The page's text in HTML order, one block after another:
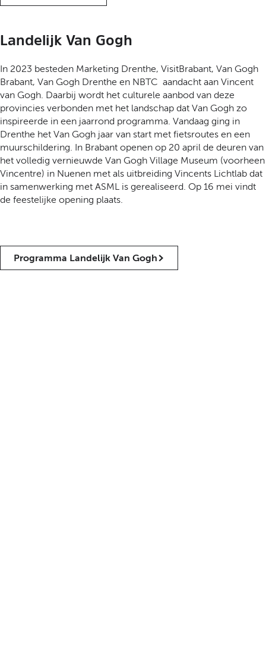
Landelijk Van Gogh
In 2023 besteden Marketing Drenthe, VisitBrabant, Van Gogh
Brabant, Van Gogh Drenthe en NBTC aandacht aan Vincent
van Gogh. Daarbij wordt het culturele aanbod van deze
provincies verbonden met het landschap dat Van Gogh zo
inspireerde in een jaarrond programma. Vandaag ging in
Drenthe het Van Gogh jaar van start met fietsroutes en een
muurschildering. In Brabant openen op 20 april de deuren van
het volledig vernieuwde Van Gogh Village Museum (voorheen
Vincentre) in Nuenen met als uitbreiding Vincents Lichtlab dat
in samenwerking met ASML is gerealiseerd. Op 16 mei vindt
de feestelijke opening plaats.
Programma Landelijk Van Gogh